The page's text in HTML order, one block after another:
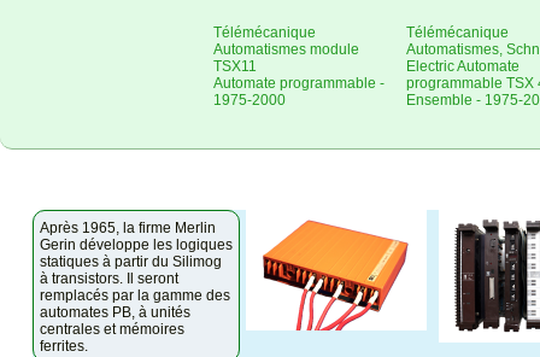
Télémécanique
Automatismes module
TSX11
Automate programmable -
1975-2000
Télémécanique
Automatismes,
Electric Automate
programmable TSX
Ensemble - 1975-
Après 1965, la firme Merlin
Gerin développe les logiques
statiques à partir du Silimog
à transistors. Il seront
remplacés par la gamme des
automates PB, à unités
centrales et mémoires
ferrites.